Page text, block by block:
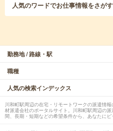
人気のワードでお仕事情報をさがす
勤務地 / 路線・駅
職種
人気の検索インデックス
川和町駅周辺の在宅・リモートワークの派遣情
材派遣会社のポータルサイト。川和町駅周辺の
間、長期・短期などの希望条件から、あなたにピ